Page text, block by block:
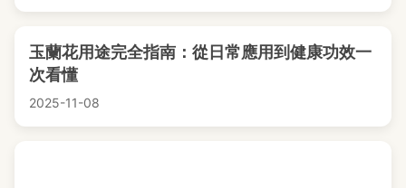
玉蘭花用途完全指南：從日常應用到健康功效一
次看懂
2025-11-08